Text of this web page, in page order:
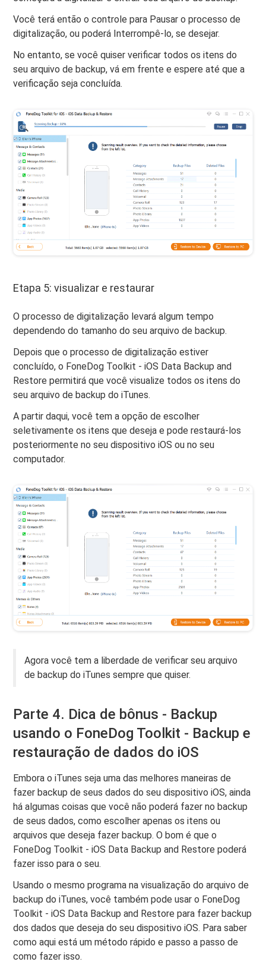
Você terá então o controle para Pausar o processo de
digitalização, ou poderá Interrompê-lo, se desejar.
No entanto, se você quiser verificar todos os itens do
seu arquivo de backup, vá em frente e espere até que a
verificação seja concluída.
Etapa 5: visualizar e restaurar
O processo de digitalização levará algum tempo
dependendo do tamanho do seu arquivo de backup.
Depois que o processo de digitalização estiver
concluído, o FoneDog Toolkit - iOS Data Backup and
Restore permitirá que você visualize todos os itens do
seu arquivo de backup do iTunes.
A partir daqui, você tem a opção de escolher
seletivamente os itens que deseja e pode restaurá-los
posteriormente no seu dispositivo iOS ou no seu
computador.
Agora você tem a liberdade de verificar seu arquivo
de backup do iTunes sempre que quiser.
Parte 4. Dica de bônus - Backup
usando o FoneDog Toolkit - Backup e
restauração de dados do iOS
Embora o iTunes seja uma das melhores maneiras de
fazer backup de seus dados do seu dispositivo iOS, ainda
há algumas coisas que você não poderá fazer no backup
de seus dados, como escolher apenas os itens ou
arquivos que deseja fazer backup. O bom é que o
FoneDog Toolkit - iOS Data Backup and Restore poderá
fazer isso para o seu.
Usando o mesmo programa na visualização do arquivo de
backup do iTunes, você também pode usar o FoneDog
Toolkit - iOS Data Backup and Restore para fazer backup
dos dados que deseja do seu dispositivo iOS. Para saber
como aqui está um método rápido e passo a passo de
como fazer isso.